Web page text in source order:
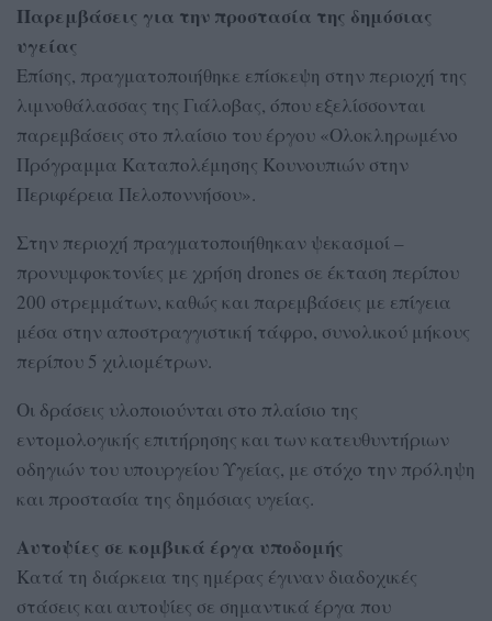
Παρεμβάσεις για την προστασία της δημόσιας
υγείας
Επίσης, πραγματοποιήθηκε επίσκεψη στην περιοχή της
λιμνοθάλασσας της Γιάλοβας, όπου εξελίσσονται
παρεμβάσεις στο πλαίσιο του έργου «Ολοκληρωμένο
Πρόγραμμα Καταπολέμησης Κουνουπιών στην
Περιφέρεια Πελοποννήσου».
Στην περιοχή πραγματοποιήθηκαν ψεκασμοί –
προνυμφοκτονίες με χρήση drones σε έκταση περίπου
200 στρεμμάτων, καθώς και παρεμβάσεις με επίγεια
μέσα στην αποστραγγιστική τάφρο, συνολικού μήκους
περίπου 5 χιλιομέτρων.
Οι δράσεις υλοποιούνται στο πλαίσιο της
εντομολογικής επιτήρησης και των κατευθυντήριων
οδηγιών του υπουργείου Υγείας, με στόχο την πρόληψη
και προστασία της δημόσιας υγείας.
Αυτοψίες σε κομβικά έργα υποδομής
Κατά τη διάρκεια της ημέρας έγιναν διαδοχικές
στάσεις και αυτοψίες σε σημαντικά έργα που